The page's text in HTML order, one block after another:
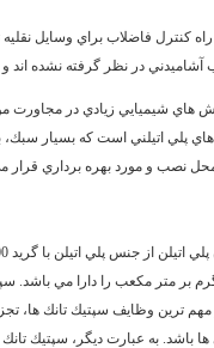
راه كنترل فاضلاب براي وسايل
در نظر گرفته نشده اند و
هاي شيميايي زيادي در مجاورت
پلي اتيلني است كه بسيار سبك،
نصب و مورد بهره برداري قرار
ترين وظايف سپتيك تانك ها،
ها باشد. به عبارت ديگر، سپتيك